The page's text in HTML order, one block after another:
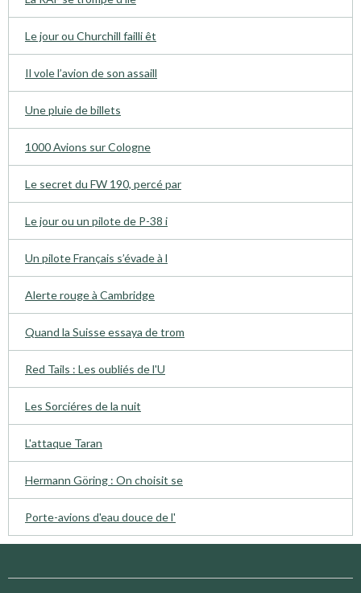
Le jour ou Churchill failli êt
Il vole l’avion de son assaill
Une pluie de billets
1000 Avions sur Cologne
Le secret du FW 190, percé par
Le jour ou un pilote de P-38 i
Un pilote Français s’évade à l
Alerte rouge à Cambridge
Quand la Suisse essaya de trom
Red Tails : Les oubliés de l'U
Les Sorciéres de la nuit
L'attaque Taran
Hermann Göring : On choisit se
Porte-avions d'eau douce de l'